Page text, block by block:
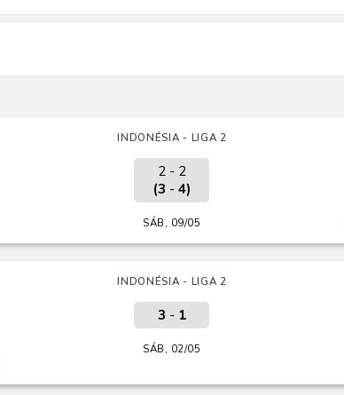
INDONÉSIA - LIGA 2
2 - 2
(3 - 4)
SÁB, 09/05
INDONÉSIA - LIGA 2
3 - 1
SÁB, 02/05